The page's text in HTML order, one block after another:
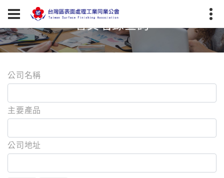
會員名錄查詢
公司名稱
主要產品
公司地址